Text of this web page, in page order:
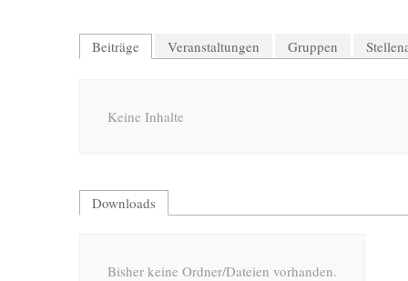
Beiträge Veranstaltungen Gruppen
Keine Inhalte
Downloads
Bisher keine Ordner/Dateien vorhanden.